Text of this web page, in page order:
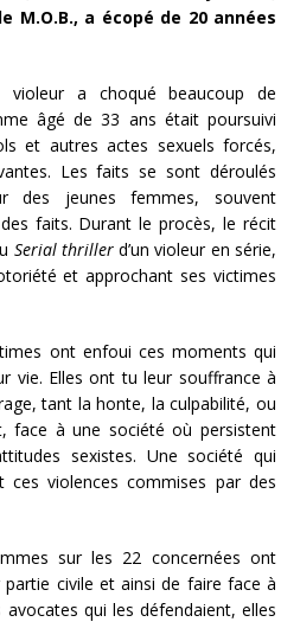
M.O.B., a écopé de 20 années
violeur a choqué beaucoup de
âgé de 33 ans était poursuivi
et autres actes sexuels forcés,
Les faits se sont déroulés
des jeunes femmes, souvent
faits. Durant le procès, le récit
Serial thrillerd’un violeur en série,
et approchant ses victimes
ont enfoui ces moments qui
vie. Elles ont tu leur souffrance à
tant la honte, la culpabilité, ou
face à une société où persistent
sexistes. Une société qui
ces violences commises par des
sur les 22 concernées ont
civile et ainsi de faire face à
avocates qui les défendaient, elles